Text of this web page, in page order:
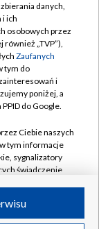
danych,
i ich
osobowych przez
również „TVP”),
Zaufanych
tym do
i
poniżej, a
do Google.
Ciebie naszych
tym informacje
sygnalizatory
świadczenie